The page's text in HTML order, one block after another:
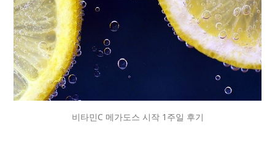
비타민C 메가도스 시작 1주일 후기